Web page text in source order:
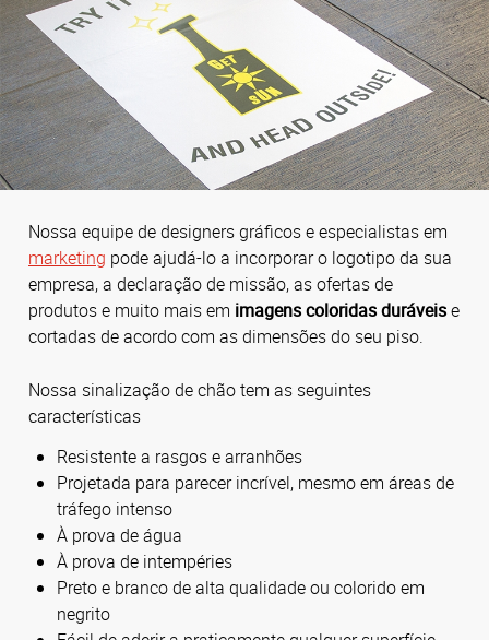
Nossa equipe de designers gráficos e especialistas em
marketing pode ajudá-lo a incorporar o logotipo da sua
empresa, a declaração de missão, as ofertas de
produtos e muito mais em imagens coloridas duráveise
cortadas de acordo com as dimensões do seu piso.
Nossa sinalização de chão tem as seguintes
características
Resistente a rasgos e arranhões
Projetada para parecer incrível, mesmo em áreas de
tráfego intenso
À prova de água
À prova de intempéries
Preto e branco de alta qualidade ou colorido em
negrito